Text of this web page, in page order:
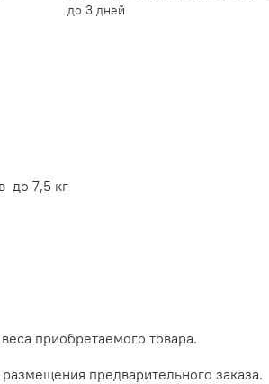
до 3 дней
до 7,5 кг
приобретаемого товара.
предварительного заказа.